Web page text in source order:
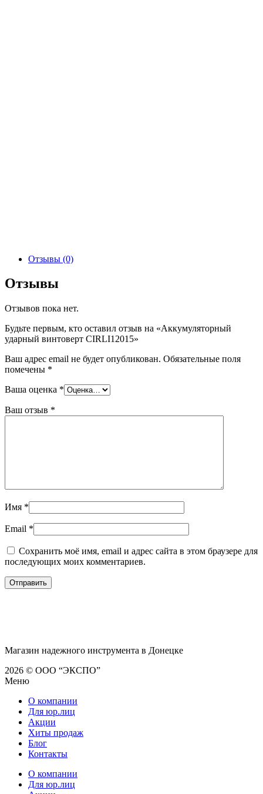
Отзывы (0)
Отзывы
Отзывов пока нет.
Будьте первым, кто оставил отзыв на «Аккумуляторный
ударный винтоверт CIRLI12015»
Ваш адрес email не будет опубликован. Обязательные поля
помечены *
Ваша оценка *
Ваш отзыв *
Имя *
Email *
Сохранить моё имя, email и адрес сайта в этом браузере для
последующих моих комментариев.
Магазин надежного инструмента в Донецке
2026 © ООО “ЭКСПО”
Меню
О компании
Для юр.лиц
Акции
Хиты продаж
Блог
Контакты
О компании
Для юр.лиц